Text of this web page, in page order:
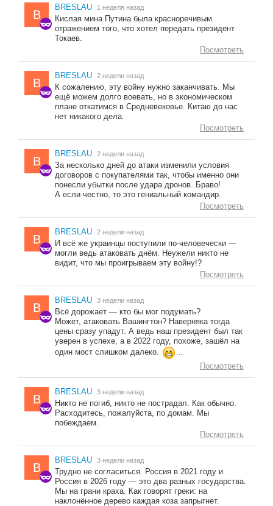
B
BRESLAU 1 неделя назад
Кислая мина Путина была красноречивым
отражением того, что хотел передать президент
Токаев.
Посмотреть
B
BRESLAU 2 недели назад
К сожалению, эту войну нужно заканчивать. Мы
ещё можем долго воевать, но в экономическом
плане откатимся в Средневековье. Китаю до нас
нет никакого дела.
Посмотреть
B
BRESLAU 2 недели назад
За несколько дней до атаки изменили условия
договоров с покупателями так, чтобы именно они
понесли убытки после удара дронов. Браво!
А если честно, то это гениальный командир.
Посмотреть
B
BRESLAU 2 недели назад
И всё же украинцы поступили по-человечески —
могли ведь атаковать днём. Неужели никто не
видит, что мы проигрываем эту войну!?
Посмотреть
B
BRESLAU 3 недели назад
Всё дорожает — кто бы мог подумать?
Может, атаковать Вашингтон? Наверняка тогда
цены сразу упадут. А ведь наш президент был так
уверен в успехе, а в 2022 году, похоже, зашёл на
один мост слишком далеко.
Посмотреть
B
BRESLAU 3 недели назад
Никто не погиб, никто не пострадал. Как обычно.
Расходитесь, пожалуйста, по домам. Мы
побеждаем.
Посмотреть
B
BRESLAU 3 недели назад
Трудно не согласиться. Россия в 2021 году и
Россия в 2026 году — это два разных государства.
Мы на грани краха. Как говорят греки: на
наклонённое дерево каждая коза запрыгнет.